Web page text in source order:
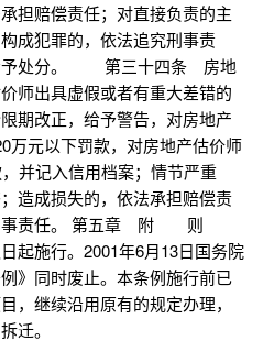
担赔偿责任；对直接负责的主
成犯罪的，依法追究刑事责
予处分。 第三十四条 房地
师出具虚假或者有重大差错的
期改正，给予警告，对房地产
万元以下罚款，对房地产估价师
并记入信用档案；情节严重
造成损失的，依法承担赔偿责
刑事责任。 第五章 附 则
起施行。2001年6月13日国务院
》同时废止。本条例施行前已
，继续沿用原有的规定办理，
迁。